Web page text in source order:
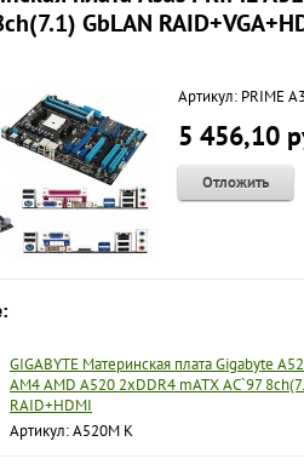
GbLAN
Артикул: PRIME
5 456,10
Отложить
GIGABYTE Материнская плата Gigabyte
AM4 AMD A520 2xDDR4 mATX AC`97
RAID+HDMI
Артикул: A520M K